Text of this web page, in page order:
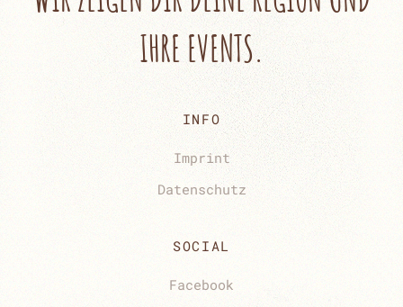
IHRE EVENTS.
INFO
Imprint
Datenschutz
SOCIAL
Facebook